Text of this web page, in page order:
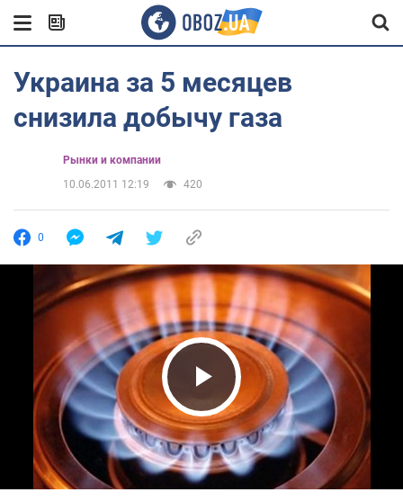
Украина за 5 месяцев
снизила добычу газа
Рынки и компании
10.06.2011 12:19
420
0
Play Video